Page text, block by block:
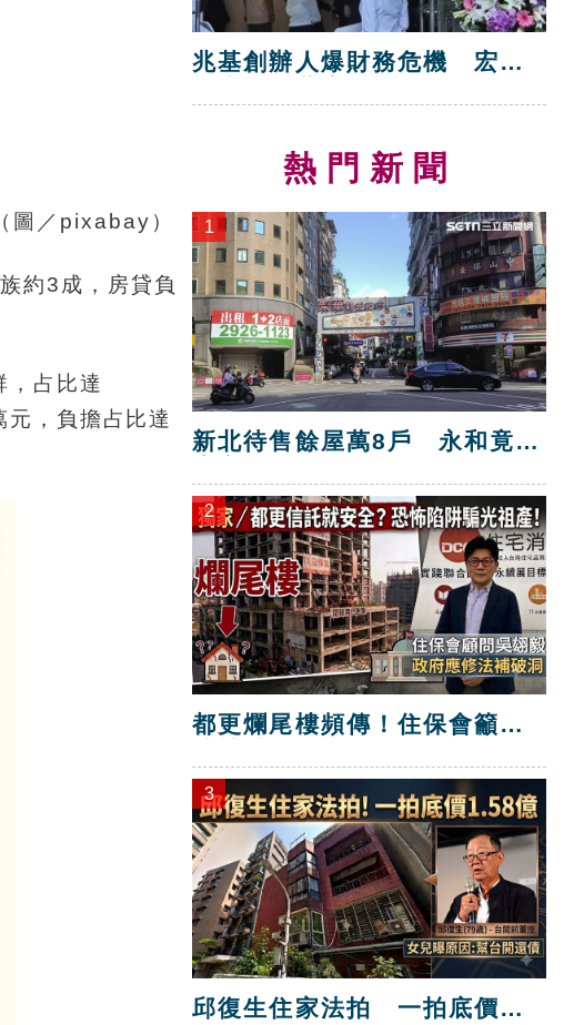
圖／pixabay）
約3成，房貸負
占比達
，負擔占比達
兆基創辦人爆財務危機 宏碁
熱門新聞
1
新北待售餘屋萬8戶 永和竟只
2
都更爛尾樓頻傳！住保會籲修
3
邱復生住家法拍 一拍底價